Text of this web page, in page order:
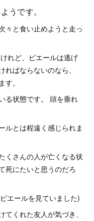
うです。
々と食い止めようと走っ
れど、ピエールは逃げ
ばならないのなら、
す。
る状態です。 頭を垂れ
ルとは程遠く感じられま
くさんの人が亡くなる状
死にたいと思うのだろ
エールを見ていました)
くれた友人が気づき、